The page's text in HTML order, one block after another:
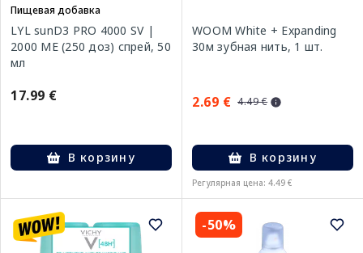
Пищевая добавка
LYL sunD3 PRO 4000 SV |
2000 МЕ (250 доз) спрей, 50
мл
17.99 €
В корзину
WOOM White + Expanding
30м зубная нить, 1 шт.
2.69 € 4.49 €
В корзину
Регулярная цена: 4.49 €
-50%